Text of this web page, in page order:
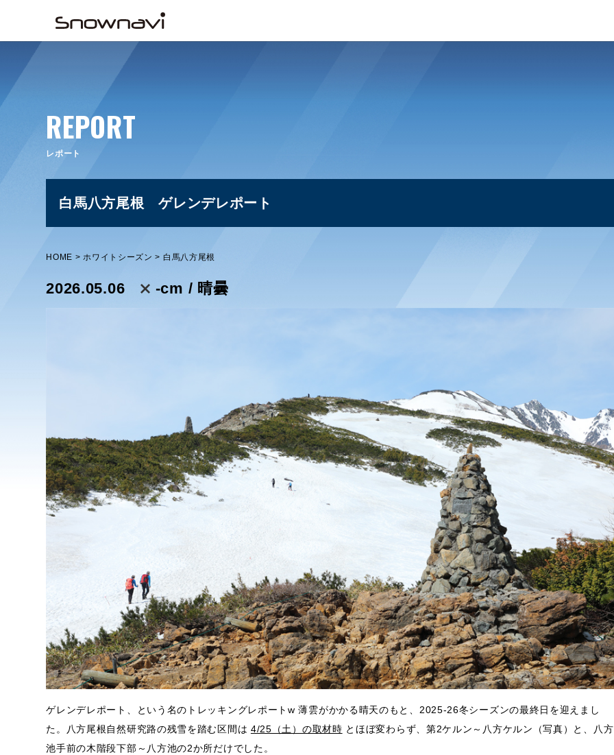
REPORT
レポート
白馬八方尾根 ゲレンデレポート
HOME ホワイトシーズン 白馬八方尾根
2026.05.06 -cm / 晴曇
ゲレンデレポート、という名のトレッキングレポートw 薄雲がかかる晴天のもと、2025-26冬シーズンの最終日を迎えまし
た。八方尾根自然研究路の残雪を踏む区間は 4/25（土）の取材時 とほぼ変わらず、第2ケルン～八方ケルン（写真）と、八方
池手前の木階段下部～八方池の2か所だけでした。